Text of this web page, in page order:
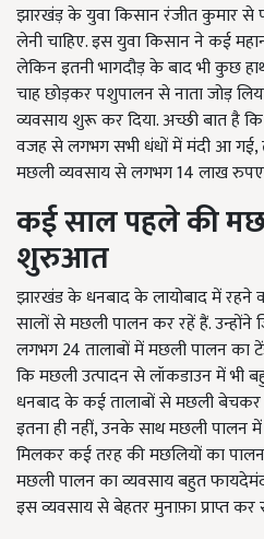
झारखंड़ के युवा किसान रंजीत कुमार
लेनी चाहिए. इस युवा किसान ने कई
लेकिन इतनी भागदौड़ के बाद भी कुछ
चाह छोड़कर पशुपालन से नाता जोड़
व्यवसाय शुरू कर दिया. अच्छी बात है
वजह से लगभग सभी धंधों में मंदी आ गई,
मछली व्यवसाय से लगभग 14 लाख
कई साल पहले की
शुरुआत
झारखंड के धनबाद के लायोबाद में रहने
सालों से मछली पालन कर रहें हैं. उन्होंने
लगभग 24 तालाबों में मछली पालन का
कि मछली उत्पादन से लॉकडाउन में भी
धनबाद के कई तालाबों से मछली
इतना ही नहीं, उनके साथ मछली
मिलकर कई तरह की मछलियों का
मछली पालन का व्यवसाय बहुत
इस व्यवसाय से बेहतर मुनाफ़ा प्राप्त